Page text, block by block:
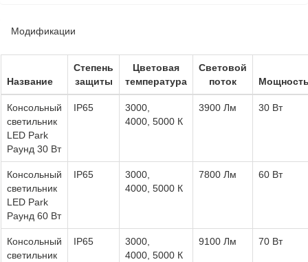
Модификации
Название
Степень
защиты
Цветовая
температура
Световой
поток
Консольный
светильник
LED Park
Раунд 30 Вт
IP65
3000,
4000, 5000 К
3900 Лм 30 Вт
Консольный
светильник
LED Park
Раунд 60 Вт
IP65
3000,
4000, 5000 К
7800 Лм 60 Вт
Консольный
светильник
IP65
3000,
4000, 5000 К
9100 Лм 70 Вт